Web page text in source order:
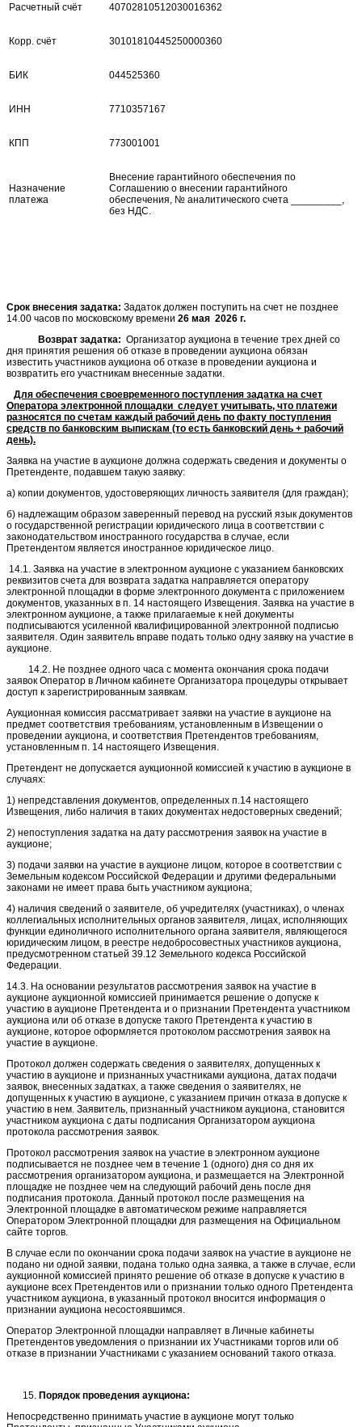
Расчетный счёт 40702810512030016362
Корр. счёт 30101810445250000360
БИК 044525360
ИНН 7710357167
КПП 773001001
Назначение
платежа
Внесение гарантийного обеспечения по
Соглашению о внесении гарантийного
обеспечения, № аналитического счета _________,
без НДС.
Срок внесения задатка: Задаток должен поступить на счет не позднее
14.00 часов по московскому времени 26 мая 2026 г.
Возврат задатка: Организатор аукциона в течение трех дней со
дня принятия решения об отказе в проведении аукциона обязан
известить участников аукциона об отказе в проведении аукциона и
возвратить его участникам внесенные задатки.
Для обеспечения своевременного поступления задатка на счет
Оператора электронной площадки следует учитывать, что платежи
разносятся по счетам каждый рабочий день по факту поступления
средств по банковским выпискам (то есть банковский день + рабочий
день).
Заявка на участие в аукционе должна содержать сведения и документы о
Претенденте, подавшем такую заявку:
а) копии документов, удостоверяющих личность заявителя (для граждан);
б) надлежащим образом заверенный перевод на русский язык документов
о государственной регистрации юридического лица в соответствии с
законодательством иностранного государства в случае, если
Претендентом является иностранное юридическое лицо.
14.1. Заявка на участие в электронном аукционе с указанием банковских
реквизитов счета для возврата задатка направляется оператору
электронной площадки в форме электронного документа с приложением
документов, указанных в п. 14 настоящего Извещения. Заявка на участие в
электронном аукционе, а также прилагаемые к ней документы
подписываются усиленной квалифицированной электронной подписью
заявителя. Один заявитель вправе подать только одну заявку на участие в
аукционе.
14.2. Не позднее одного часа с момента окончания срока подачи
заявок Оператор в Личном кабинете Организатора процедуры открывает
доступ к зарегистрированным заявкам.
Аукционная комиссия рассматривает заявки на участие в аукционе на
предмет соответствия требованиям, установленным в Извещении о
проведении аукциона, и соответствия Претендентов требованиям,
установленным п. 14 настоящего Извещения.
Претендент не допускается аукционной комиссией к участию в аукционе в
случаях:
1) непредставления документов, определенных п.14 настоящего
Извещения, либо наличия в таких документах недостоверных сведений;
2) непоступления задатка на дату рассмотрения заявок на участие в
аукционе;
3) подачи заявки на участие в аукционе лицом, которое в соответствии с
Земельным кодексом Российской Федерации и другими федеральными
законами не имеет права быть участником аукциона;
4) наличия сведений о заявителе, об учредителях (участниках), о членах
коллегиальных исполнительных органов заявителя, лицах, исполняющих
функции единоличного исполнительного органа заявителя, являющегося
юридическим лицом, в реестре недобросовестных участников аукциона,
предусмотренном статьей 39.12 Земельного кодекса Российской
Федерации.
14.3. На основании результатов рассмотрения заявок на участие в
аукционе аукционной комиссией принимается решение о допуске к
участию в аукционе Претендента и о признании Претендента участником
аукциона или об отказе в допуске такого Претендента к участию в
аукционе, которое оформляется протоколом рассмотрения заявок на
участие в аукционе.
Протокол должен содержать сведения о заявителях, допущенных к
участию в аукционе и признанных участниками аукциона, датах подачи
заявок, внесенных задатках, а также сведения о заявителях, не
допущенных к участию в аукционе, с указанием причин отказа в допуске к
участию в нем. Заявитель, признанный участником аукциона, становится
участником аукциона с даты подписания Организатором аукциона
протокола рассмотрения заявок.
Протокол рассмотрения заявок на участие в электронном аукционе
подписывается не позднее чем в течение 1 (одного) дня со дня их
рассмотрения организатором аукциона, и размещается на Электронной
площадке не позднее чем на следующий рабочий день после дня
подписания протокола. Данный протокол после размещения на
Электронной площадке в автоматическом режиме направляется
Оператором Электронной площадки для размещения на Официальном
сайте торгов.
В случае если по окончании срока подачи заявок на участие в аукционе не
подано ни одной заявки, подана только одна заявка, а также в случае, если
аукционной комиссией принято решение об отказе в допуске к участию в
аукционе всех Претендентов или о признании только одного Претендента
участником аукциона, в указанный протокол вносится информация о
признании аукциона несостоявшимся.
Оператор Электронной площадки направляет в Личные кабинеты
Претендентов уведомления о признании их Участниками торгов или об
отказе в признании Участниками с указанием оснований такого отказа.
Порядок проведения аукциона:
Непосредственно принимать участие в аукционе могут только